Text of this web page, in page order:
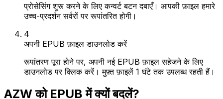
प्रोसेसिंग शुरू करने के लिए कन्वर्ट बटन दबाएँ। आपकी फ़ाइल हमारे
उच्च-प्रदर्शन सर्वरों पर रूपांतरित होगी।
4
अपनी EPUB फ़ाइल डाउनलोड करें
रूपांतरण पूरा होने पर, अपनी नई EPUB फ़ाइल सहेजने के लिए
डाउनलोड पर क्लिक करें। मुफ़्त फ़ाइलें 1 घंटे तक उपलब्ध रहती हैं।
AZW को EPUB में क्यों बदलें?